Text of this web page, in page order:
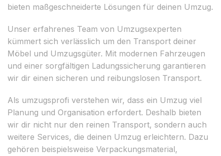
bieten maßgeschneiderte Lösungen für deinen Umzug.
Unser erfahrenes Team von Umzugsexperten
kümmert sich verlässlich um den Transport deiner
Möbel und Umzugsgüter. Mit modernen Fahrzeugen
und einer sorgfältigen Ladungssicherung garantieren
wir dir einen sicheren und reibungslosen Transport.
Als umzugsprofi verstehen wir, dass ein Umzug viel
Planung und Organisation erfordert. Deshalb bieten
wir dir nicht nur den reinen Transport, sondern auch
weitere Services, die deinen Umzug erleichtern. Dazu
gehören beispielsweise Verpackungsmaterial,